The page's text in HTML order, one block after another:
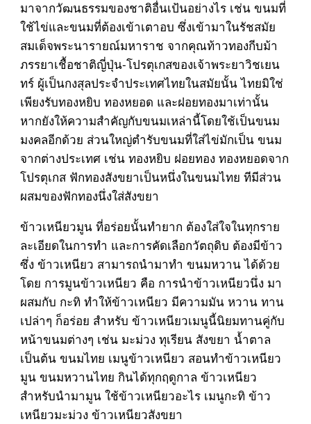
มาจากวัฒนธรรมของชาติอื่นเป้นอย่างไร เช่น ขนมที่
ใช้ไข่และขนมที่ต้องเข้าเตาอบ ซึ่งเข้ามาในรัชสมัย
สมเด็จพระนารายณ์มหาราช จากคุณท้าวทองกีบม้า
ภรรยาเชื้อชาติญี่ปุ่น-โปรตุเกสของเจ้าพระยาวิชเยน
ทร์ ผู้เป็นกงสุลประจำประเทศไทยในสมัยนั้น ไทยมิใช่
เพียงรับทองหยิบ ทองหยอด และฝอยทองมาเท่านั้น
หากยังให้ความสำคัญกับขนมเหล่านี้โดยใช้เป็นขนม
มงคลอีกด้วย ส่วนใหญ่ตำรับขนมที่ใส่ไข่มักเป็น ขนม
จากต่างประเทศ เช่น ทองหยิบ ฝอยทอง ทองหยอดจาก
โปรตุเกส ฟักทองสังขยาเป็นหนึ่งในขนมไทย ทีมีส่วน
ผสมของฟักทองนึ่งใส่สังขยา
ข้าวเหนียวมูน ที่อร่อยนั้นทำยาก ต้องใส่ใจในทุกราย
ละเอียดในการทำ และการคัดเลือกวัตถุดิบ ต้องมีข้าว
ซึ่ง ข้าวเหนียว สามารถนำมาทำ ขนมหวาน ได้ด้วย
โดย การมูนข้าวเหนียว คือ การนำข้าวเหนียวนึ่ง มา
ผสมกับ กะทิ ทำให้ข้าวเหนียว มีความมัน หวาน ทาน
เปล่าๆ ก็อร่อย สำหรับ ข้าวเหนียวเมนูนี้นิยมทานคู่กับ
หน้าขนมต่างๆ เช่น มะม่วง ทุเรียน สังขยา น้ำตาล
เป็นต้น ขนมไทย เมนูข้าวเหนียว สอนทำข้าวเหนียว
มูน ขนมหวานไทย กินได้ทุกฤดูกาล ข้าวเหนียว
สำหรับนำมามูน ใช้ข้าวเหนียวอะไร เมนูกะทิ ข้าว
เหนียวมะม่วง ข้าวเหนียวสังขยา